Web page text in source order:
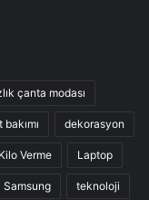
çanta modası
bakımı dekorasyon
Verme Laptop
Samsung teknoloji